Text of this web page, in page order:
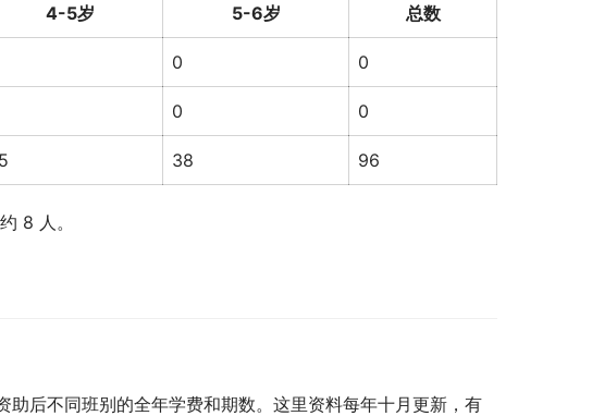
4-5岁 5-6岁 总数
0 0
0 0
38 96
8 人。
后不同班别的全年学费和期数。这里资料每年十月更新，有